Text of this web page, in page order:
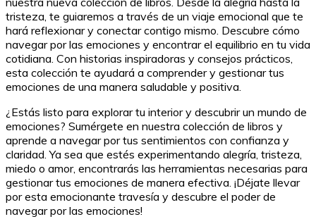
tristeza, te guiaremos a través de un viaje emocional que te
hará reflexionar y conectar contigo mismo. Descubre cómo
navegar por las emociones y encontrar el equilibrio en tu vida
cotidiana. Con historias inspiradoras y consejos prácticos,
esta colección te ayudará a comprender y gestionar tus
emociones de una manera saludable y positiva.
¿Estás listo para explorar tu interior y descubrir un mundo de
emociones? Sumérgete en nuestra colección de libros y
aprende a navegar por tus sentimientos con confianza y
claridad. Ya sea que estés experimentando alegría, tristeza,
miedo o amor, encontrarás las herramientas necesarias para
gestionar tus emociones de manera efectiva. ¡Déjate llevar
por esta emocionante travesía y descubre el poder de
navegar por las emociones!